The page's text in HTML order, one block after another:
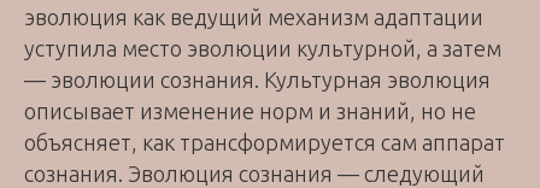
эволюция как ведущий механизм адаптации
уступила место эволюции культурной, а затем
— эволюции сознания. Культурная эволюция
описывает изменение норм и знаний, но не
объясняет, как трансформируется сам аппарат
сознания. Эволюция сознания — следующий